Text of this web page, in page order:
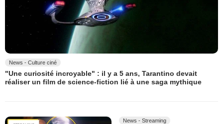
News - Culture ciné
"Une curiosité incroyable" : il y a 5 ans, Tarantino devait
réaliser un film de science-fiction lié à une saga mythique
News - Streaming